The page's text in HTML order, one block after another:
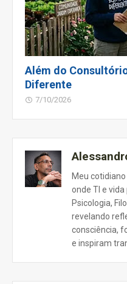
Além do
Diferente
7/10/2026
Meu
onde TI e
Psicologia,
revelando
consciência,
e inspiram